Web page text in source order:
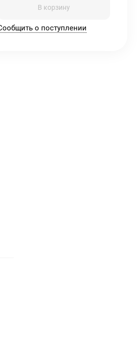
В корзину
о поступлении